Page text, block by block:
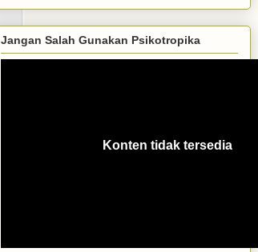
Jangan Salah Gunakan Psikotropika